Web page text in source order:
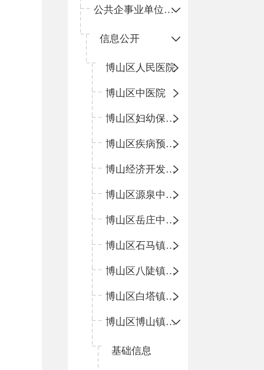
公共企事业单位信息公开
信息公开
​博山区人民医院
博山区中医院
博山区妇幼保健院
博山区疾病预防控制中心
博山经济开发区卫生院
博山区源泉中心卫生院（博山区第二人民医院）
博山区岳庄中心卫生院
博山区石马镇卫生院
博山区八陡镇卫生院
博山区白塔镇卫生院
博山区博山镇中心卫生院（南院区、北院区）
基础信息